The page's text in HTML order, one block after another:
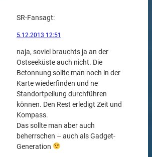
SR-Fansagt:
5.12.2013 12:51
naja, soviel brauchts ja an der
Ostseeküste auch nicht. Die
Betonnung sollte man noch in der
Karte wiederfinden und ne
Standortpeilung durchführen
können. Den Rest erledigt Zeit und
Kompass.
Das sollte man aber auch
beherrschen – auch als Gadget-
Generation